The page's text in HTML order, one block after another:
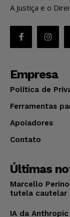
A Justiça e o
Empresa
Política de
Ferramentas
Apoiadores
Contato
Últimas
Marcello
tutela cautelar
IA da